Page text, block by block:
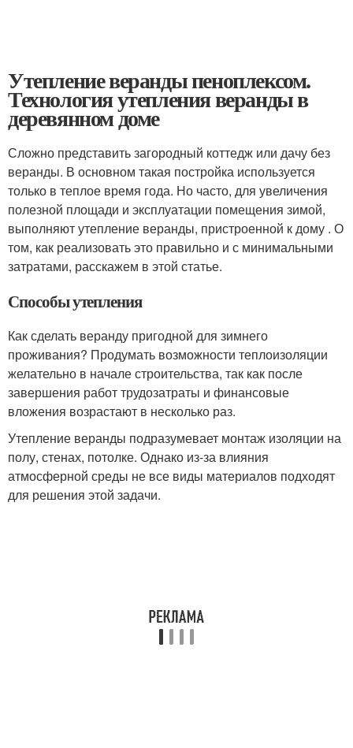
Утепление веранды пеноплексом.
Технология утепления веранды в
деревянном доме
Сложно представить загородный коттедж или дачу без
веранды. В основном такая постройка используется
только в теплое время года. Но часто, для увеличения
полезной площади и эксплуатации помещения зимой,
выполняют утепление веранды, пристроенной к дому . О
том, как реализовать это правильно и с минимальными
затратами, расскажем в этой статье.
Способы утепления
Как сделать веранду пригодной для зимнего
проживания? Продумать возможности теплоизоляции
желательно в начале строительства, так как после
завершения работ трудозатраты и финансовые
вложения возрастают в несколько раз.
Утепление веранды подразумевает монтаж изоляции на
полу, стенах, потолке. Однако из-за влияния
атмосферной среды не все виды материалов подходят
для решения этой задачи.